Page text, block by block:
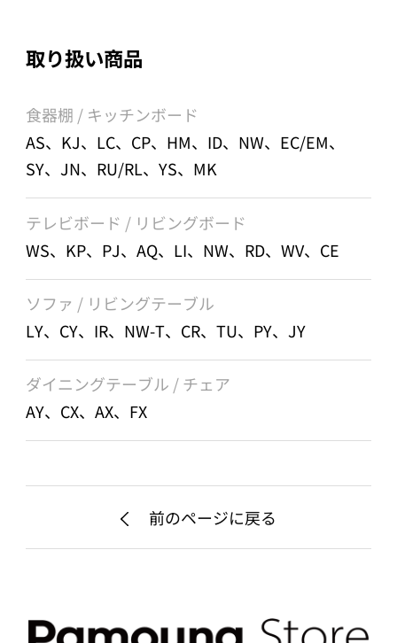
取り扱い商品
食器棚 / キッチンボード
AS、KJ、LC、CP、HM、ID、NW、EC/EM、
SY、JN、RU/RL、YS、MK
テレビボード / リビングボード
WS、KP、PJ、AQ、LI、NW、RD、WV、CE
ソファ / リビングテーブル
LY、CY、IR、NW-T、CR、TU、PY、JY
ダイニングテーブル / チェア
AY、CX、AX、FX
前のページに戻る